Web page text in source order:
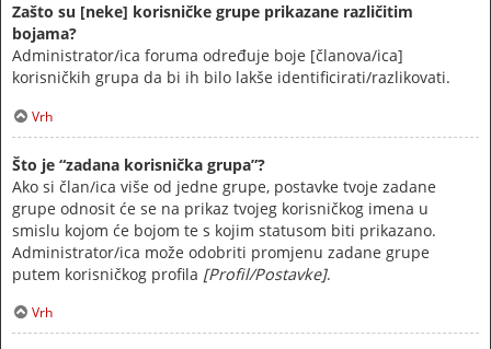
Zašto su [neke] korisničke grupe prikazane različitim
bojama?
Administrator/ica foruma određuje boje [članova/ica]
korisničkih grupa da bi ih bilo lakše identificirati/razlikovati.
Vrh
Što je “zadana korisnička grupa”?
Ako si član/ica više od jedne grupe, postavke tvoje zadane
grupe odnosit će se na prikaz tvojeg korisničkog imena u
smislu kojom će bojom te s kojim statusom biti prikazano.
Administrator/ica može odobriti promjenu zadane grupe
putem korisničkog profila [Profil/Postavke].
Vrh